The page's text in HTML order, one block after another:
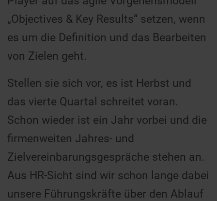
„Objectives & Key Results“ setzen, wenn
es um die Definition und das Bearbeiten
von Zielen geht.
Stellen sie sich vor, es ist Herbst und
das vierte Quartal schreitet voran.
Schon wieder ist ein Jahr vorbei und die
firmenweiten Jahres- und
Zielvereinbarungsgespräche stehen an.
Aus HR-Sicht sind wir schon lange dabei
unsere Führungskräfte über den Ablauf